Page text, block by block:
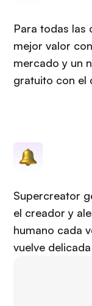
Para todas las
mejor valor
mercado y un
gratuito con el
Supercreator
el creador y
humano cada
vuelve